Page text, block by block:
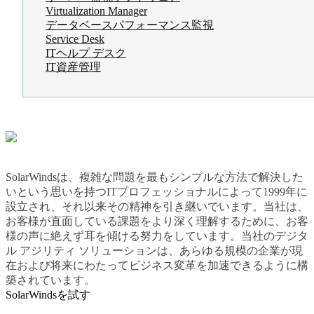
Virtualization Manager
データベースパフォーマンス監視
Service Desk
ITヘルプ デスク
IT資産管理
SolarWindsは、複雑な問題を最もシンプルな方法で解決した
いという思いを持つITプロフェッショナルによって1999年に
設立され、それ以来その精神を引き継いでいます。当社は、
お客様が直面している課題をより深く理解するために、お客
様の声に絶えず耳を傾ける努力をしています。当社のデジタ
ル アジリティ ソリューションは、あらゆる規模の企業が現
在および将来にわたってビジネス変革を加速できるように構
築されています。
SolarWindsを試す